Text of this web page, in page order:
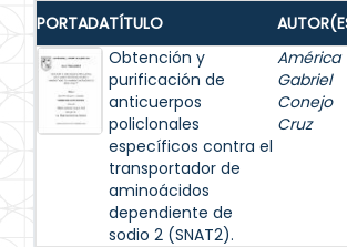
PORTADATÍTULO
Obtención y
purificación de
anticuerpos
policlonales
específicos contra el
transportador de
aminoácidos
dependiente de
sodio 2 (SNAT2).
América
Gabriel
Conejo
Cruz